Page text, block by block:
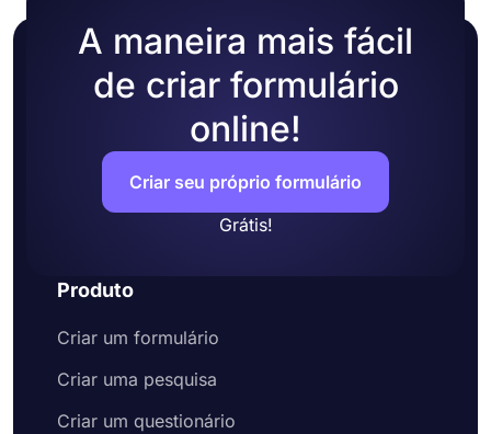
A maneira mais fácil
de criar formulário
online!
Criar seu próprio formulário
Grátis!
Produto
Criar um formulário
Criar uma pesquisa
Criar um questionário